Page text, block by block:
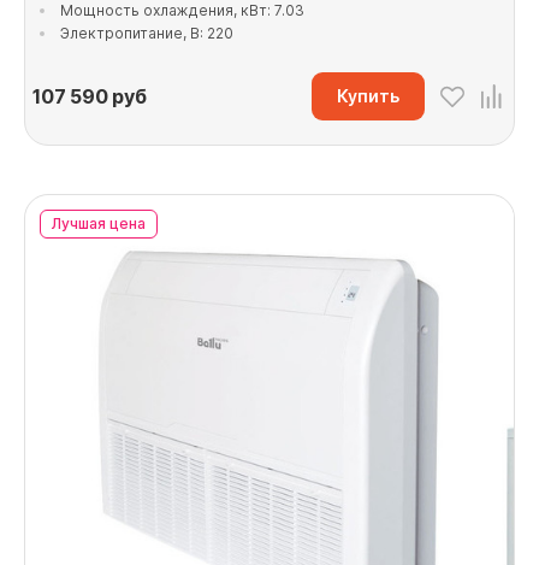
Мощность охлаждения, кВт: 7.03
Электропитание, В: 220
107 590руб Купить
Лучшая цена